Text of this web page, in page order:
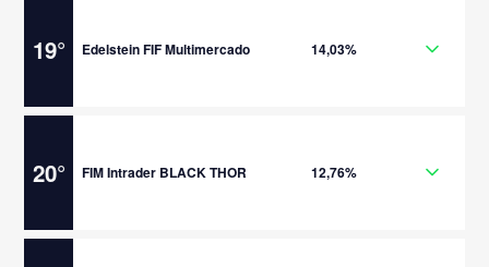
19° Edelstein FIF Multimercado 14,03%
20° FIM Intrader BLACK THOR 12,76%